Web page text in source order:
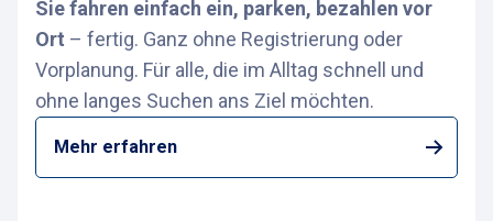
Sie fahren einfach ein, parken, bezahlen vor
Ort – fertig. Ganz ohne Registrierung oder
Vorplanung. Für alle, die im Alltag schnell und
ohne langes Suchen ans Ziel möchten.
Mehr erfahren